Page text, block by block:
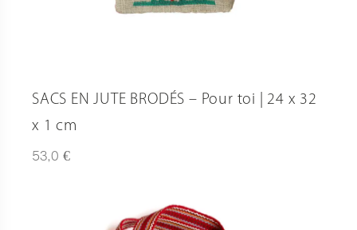
SACS EN JUTE BRODÉS – Pour toi | 24 x 32
x 1 cm
53,0 €